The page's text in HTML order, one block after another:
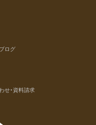
ログ
せ・資料請求